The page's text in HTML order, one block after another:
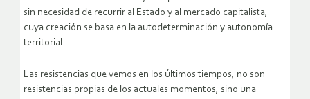
sin necesidad de recurrir al Estado y al mercado capitalista,
cuya creación se basa en la autodeterminación y autonomía
territorial.
Las resistencias que vemos en los últimos tiempos, no son
resistencias propias de los actuales momentos, sino una